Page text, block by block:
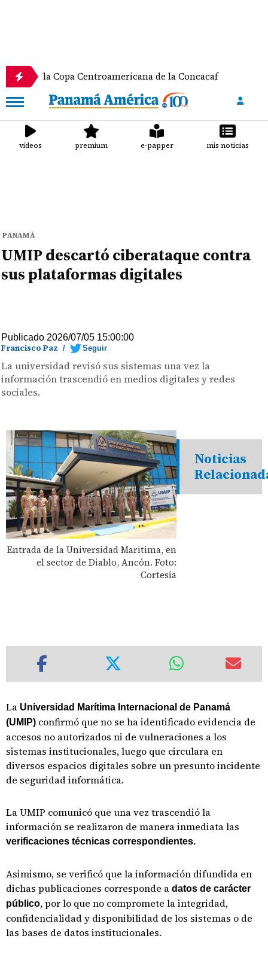
la Copa Centroamericana de la Concacaf
videos premium e-papper mis noticias
PANAMÁ
UMIP descartó ciberataque contra
sus plataformas digitales
Publicado 2026/07/05 15:00:00
Francisco Paz / Seguir
La universidad revisó sus sistemas una vez la
información trascendió en medios digitales y redes
sociales.
Entrada de la Universidad Maritima, en
el sector de Diablo, Ancón. Foto:
Cortesía
Noticias
La Universidad Marítima Internacional de Panamá
(UMIP) confirmó que no se ha identificado evidencia de
accesos no autorizados ni de vulneraciones a los
sistemas institucionales, luego que circulara en
diversos espacios digitales sobre un presunto incidente
de seguridad informática.
La UMIP comunicó que una vez trascendió la
información se realizaron de manera inmediata las
verificaciones técnicas correspondientes.
Asimismo, se verificó que la información difundida en
dichas publicaciones corresponde a datos de carácter
público, por lo que no compromete la integridad,
confidencialidad y disponibilidad de los sistemas o de
las bases de datos institucionales.